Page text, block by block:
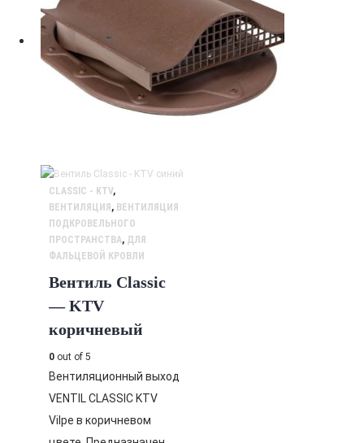
CLASSIC - KTV,
ВЕНТИЛЯЦИЯ, ВЕНТИЛЯЦИЯ
ПОДКРОВЕЛЬНОГО
ПРОСТРАНСТВА, ДЛЯ
ФАЛЬЦЕВОЙ КРОВЛИ
Вентиль Classic
— KTV
коричневый
0 out of 5
Вентиляционный выход
VENTIL CLASSIC KTV
Vilpe в коричневом